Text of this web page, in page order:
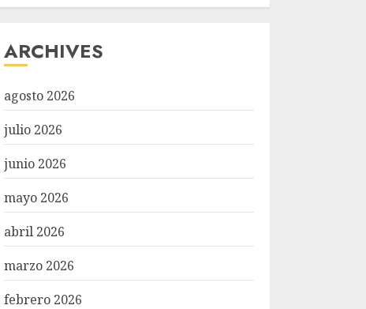
ARCHIVES
agosto 2026
julio 2026
junio 2026
mayo 2026
abril 2026
marzo 2026
febrero 2026